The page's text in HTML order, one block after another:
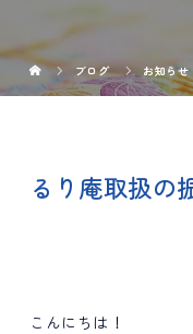
ブログ お知らせ
るり庵取扱の
こんにちは！